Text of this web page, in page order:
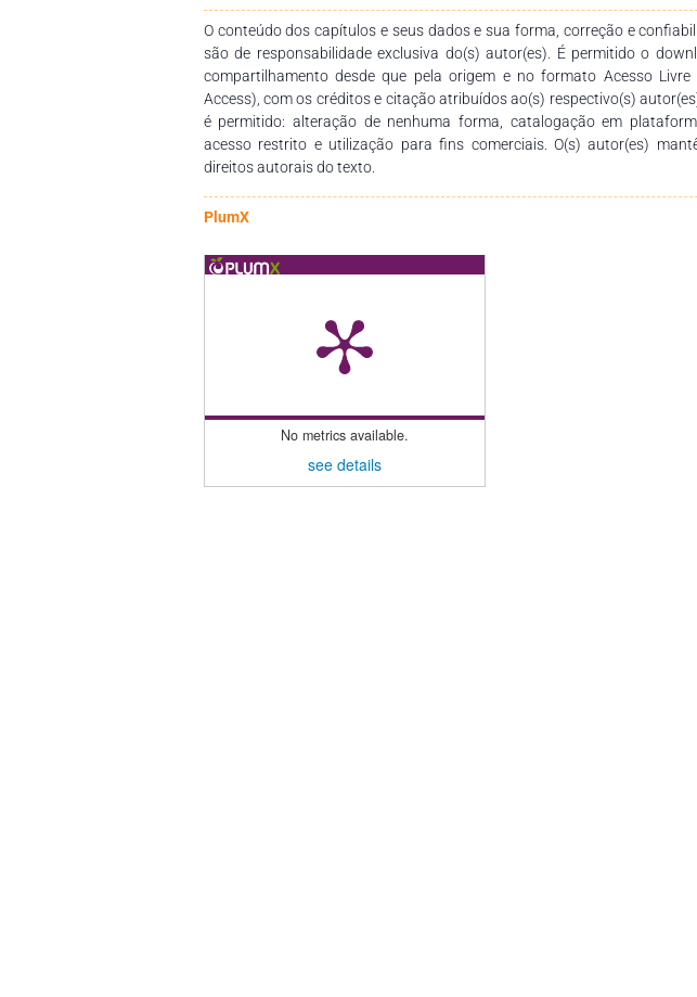
absoluto y relativo. Se incluyen también los productos notables e
algebraicas, que facilitan la simplificación de expresiones complejas. En
más avanzados, se presentan métodos de división de polinomios, como
y Horner, además del estudio de ecuaciones, su clasificación y
abordan ecuaciones de primer grado y sistemas de ecuaciones
incógnitas mediante métodos algebraicos tradicionales.
estudian las desigualdades, sus propiedades y su representación en
numérica. El libro combina teoría y práctica mediante numerosos
promoviendo un aprendizaje activo.
O conteúdo dos capítulos e seus dados e sua forma, correção e
são de responsabilidade exclusiva do(s) autor(es). É permitido o
compartilhamento desde que pela origem e no formato Acesso Livre
Access), com os créditos e citação atribuídos ao(s) respectivo(s)
é permitido: alteração de nenhuma forma, catalogação em
acesso restrito e utilização para fins comerciais. O(s) autor(es)
direitos autorais do texto.
PlumX
No metrics available.
see details